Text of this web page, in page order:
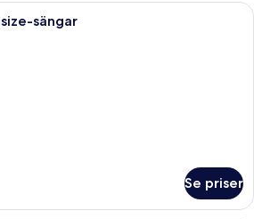
Ett hotellrum med två sängar, ett
sängar
Se priser